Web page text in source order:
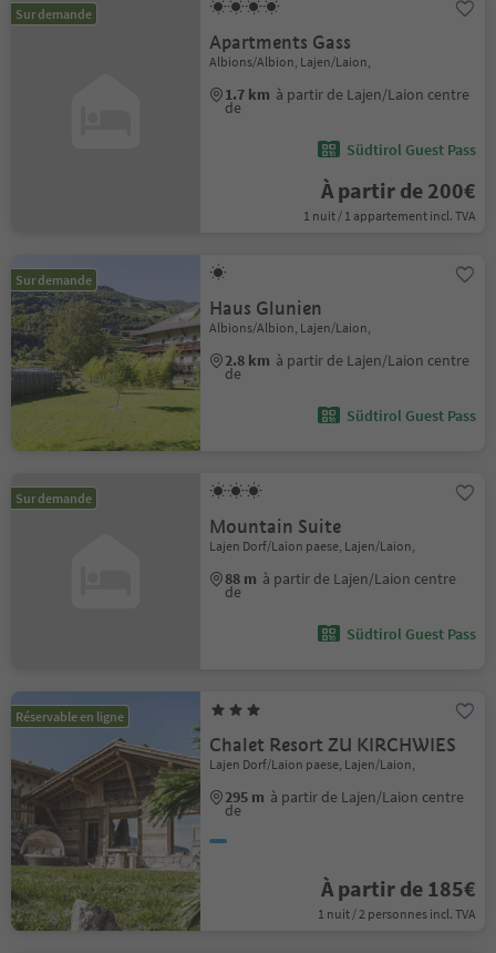
Sur demande
Apartments Gass
Albions/Albion, Lajen/Laion,
1.7 km à partir de Lajen/Laion centre
de
Südtirol Guest Pass
À partir de 200€
1 nuit / 1 appartement incl. TVA
Sur demande
Haus Glunien
Albions/Albion, Lajen/Laion,
2.8 km à partir de Lajen/Laion centre
de
Südtirol Guest Pass
Sur demande
Mountain Suite
Lajen Dorf/Laion paese, Lajen/Laion,
88 m à partir de Lajen/Laion centre
de
Südtirol Guest Pass
Réservable en ligne
Chalet Resort ZU KIRCHWIES
Lajen Dorf/Laion paese, Lajen/Laion,
295 m à partir de Lajen/Laion centre
de
À partir de 185€
1 nuit / 2 personnes incl. TVA